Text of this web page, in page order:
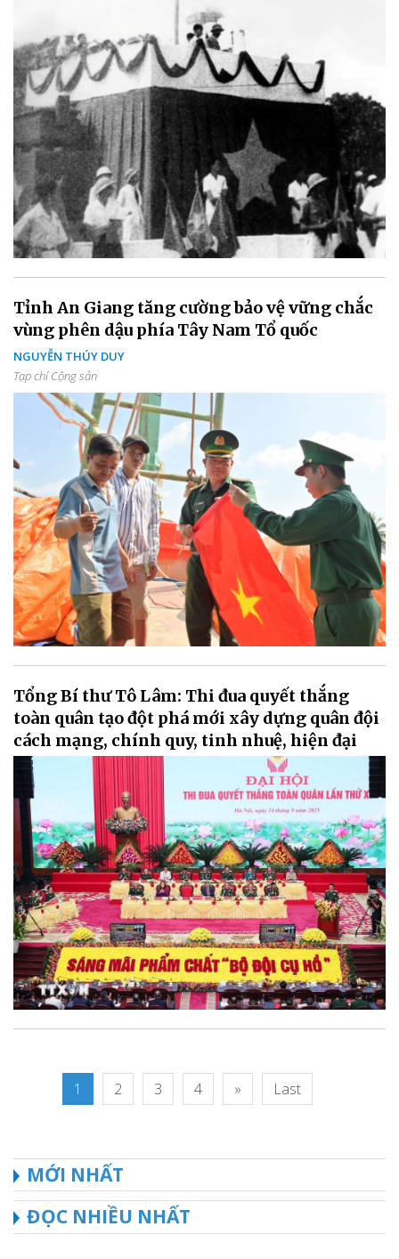
Tỉnh An Giang tăng cường bảo vệ vững chắc
vùng phên dậu phía Tây Nam Tổ quốc
NGUYỄN THÚY DUY
Tạp chí Cộng sản
Tổng Bí thư Tô Lâm: Thi đua quyết thắng
toàn quân tạo đột phá mới xây dựng quân đội
cách mạng, chính quy, tinh nhuệ, hiện đại
1 2 3 4 » Last
MỚI NHẤT
ĐỌC NHIỀU NHẤT